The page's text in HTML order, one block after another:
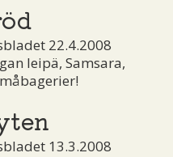
22.4.2008
leipä, Samsara,
13.3.2008